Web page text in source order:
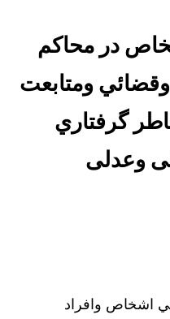
در محاكم
ومتابعت
گرفتاري
وعدلی
اشخاص وافراد